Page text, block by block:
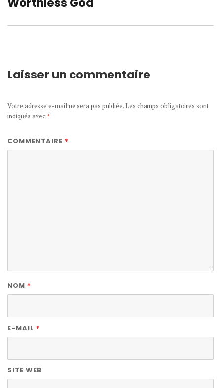
Laisser un commentaire
Votre adresse e-mail ne sera pas publiée. Les champs obligatoires sont
indiqués avec *
COMMENTAIRE *
NOM *
E-MAIL *
SITE WEB